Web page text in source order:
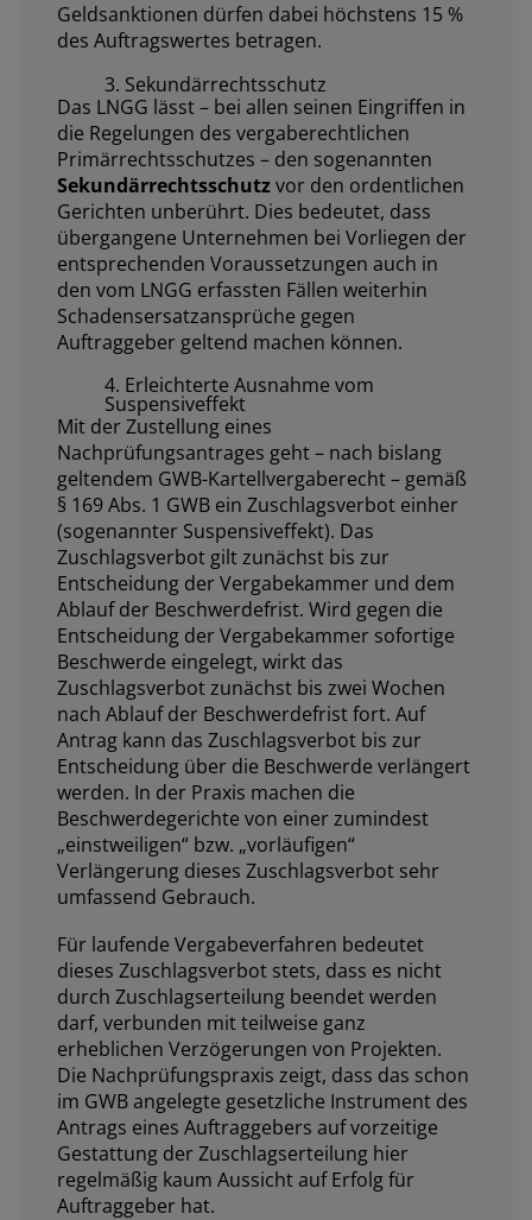
Geldsanktionen dürfen dabei höchstens 15 %
des Auftragswertes betragen.
3. Sekundärrechtsschutz
Das LNGG lässt – bei allen seinen Eingriffen in
die Regelungen des vergaberechtlichen
Primärrechtsschutzes – den sogenannten
Sekundärrechtsschutzvor den ordentlichen
Gerichten unberührt. Dies bedeutet, dass
übergangene Unternehmen bei Vorliegen der
entsprechenden Voraussetzungen auch in
den vom LNGG erfassten Fällen weiterhin
Schadensersatzansprüche gegen
Auftraggeber geltend machen können.
4. Erleichterte Ausnahme vom
Suspensiveffekt
Mit der Zustellung eines
Nachprüfungsantrages geht – nach bislang
geltendem GWB-Kartellvergaberecht – gemäß
§ 169 Abs. 1 GWB ein Zuschlagsverbot einher
(sogenannter Suspensiveffekt). Das
Zuschlagsverbot gilt zunächst bis zur
Entscheidung der Vergabekammer und dem
Ablauf der Beschwerdefrist. Wird gegen die
Entscheidung der Vergabekammer sofortige
Beschwerde eingelegt, wirkt das
Zuschlagsverbot zunächst bis zwei Wochen
nach Ablauf der Beschwerdefrist fort. Auf
Antrag kann das Zuschlagsverbot bis zur
Entscheidung über die Beschwerde verlängert
werden. In der Praxis machen die
Beschwerdegerichte von einer zumindest
„einstweiligen“ bzw. „vorläufigen“
Verlängerung dieses Zuschlagsverbot sehr
umfassend Gebrauch.
Für laufende Vergabeverfahren bedeutet
dieses Zuschlagsverbot stets, dass es nicht
durch Zuschlagserteilung beendet werden
darf, verbunden mit teilweise ganz
erheblichen Verzögerungen von Projekten.
Die Nachprüfungspraxis zeigt, dass das schon
im GWB angelegte gesetzliche Instrument des
Antrags eines Auftraggebers auf vorzeitige
Gestattung der Zuschlagserteilung hier
regelmäßig kaum Aussicht auf Erfolg für
Auftraggeber hat.